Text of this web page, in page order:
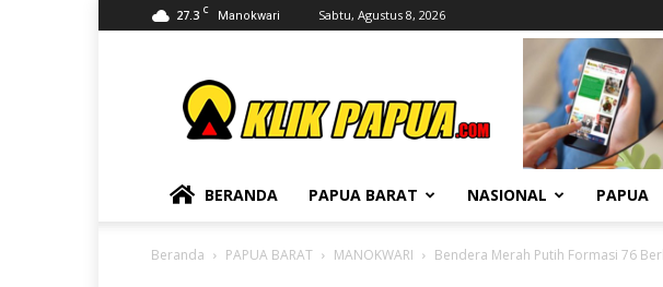
27.3 C Manokwari Sabtu, Agustus 8, 2026
BERANDA PAPUA BARAT NASIONAL PAPUA
Beranda PAPUA BARAT MANOKWARI Bendera Merah Putih Formasi 76